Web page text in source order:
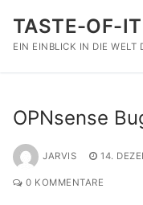
Inhalt
springen
TASTE-OF-IT
EIN EINBLICK IN DIE WELT
OPNsense
JARVIS 14.
0 KOMMENTARE